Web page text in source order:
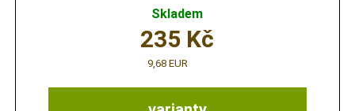
Skladem
235 Kč
9,68 EUR